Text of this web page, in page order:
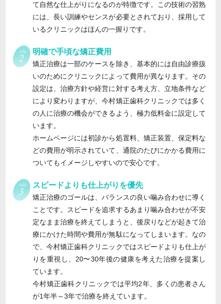
て自然な仕上がりになるのが特徴です。この技術の習熟
には、長い訓練やセンスが必要とされており、採用して
いるクリニックはほんの一握りです。
明確で手頃な矯正費用
矯正治療は一部のケースを除き、基本的には自由診療扱
いのためにクリニックによって費用が異なります。その
設定は、治療方針や経営に対する考え方、立地条件など
により変わりますが、今村矯正歯科クリニックでは多く
の人に治療の機会ができるよう、極力低料金に設定して
います。
ホームページには初診から処置料、矯正装置、保定料な
どの費用が明示されていて、通院のたびにかかる費用に
ついてもイメージしやすいので安心です。
スピードよりも仕上がりを優先
矯正治療のゴールは、バランスの良い噛み合わせに導く
ことです。スピードを追求するあまり噛み合わせが不安
定なまま治療を終えてしまうと、後戻りなどが起きて治
療にかけた時間や費用が無駄になってしまいます。なの
で、今村矯正歯科クリニックではスピードよりも仕上が
りを重視し、20〜30年後の健康を考えた治療を提案し
ています。
今村矯正歯科クリニックでは平均2年、多くの患者さん
が1年半～3年で治療を終えています。